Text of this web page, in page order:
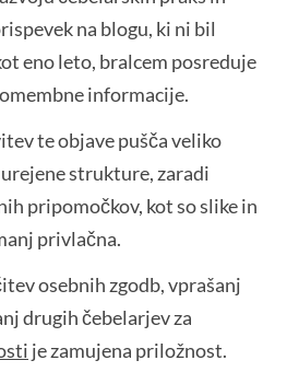
na blogu, ki ni bil
eno leto, bralcem posreduje
informacije.
te objave pušča veliko
strukture, zaradi
pripomočkov, kot so slike in
privlačna.
osebnih zgodb, vprašanj
drugih čebelarjev za
je zamujena priložnost.